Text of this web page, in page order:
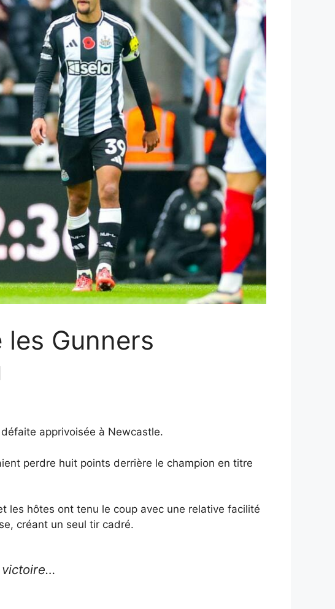
Gunners
apprivoisée à Newcastle.
perdre huit points derrière le champion en titre
les hôtes ont tenu le coup avec une relative facilité
créant un seul tir cadré.
victoire…